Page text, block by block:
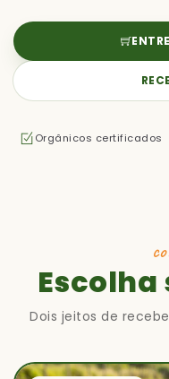
Orgânicos certificados
Dois jeitos de